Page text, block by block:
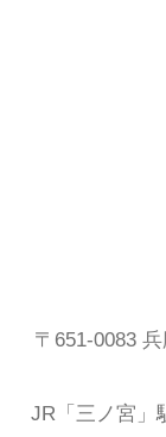
〒651-0083
JR「三ノ宮」